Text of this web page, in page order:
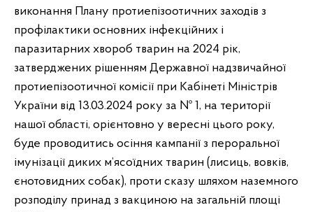
виконання Плану протиепізоотичних заходів з
профілактики основних інфекційних і
паразитарних хвороб тварин на 2024 рік,
затверджених рішенням Державної надзвичайної
протиепізоотичної комісії при Кабінеті Міністрів
України від 13.03.2024 року за № 1, на території
нашої області, орієнтовно у вересні цього року,
буде проводитись осіння кампанії з пероральної
імунізації диких м’ясоїдних тварин (лисиць, вовків,
єнотовидних собак), проти сказу шляхом наземного
розподілу принад з вакциною на загальній площі